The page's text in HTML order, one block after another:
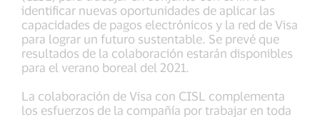
identificar nuevas oportunidades de aplicar las
capacidades de pagos electrónicos y la red de Visa
para lograr un futuro sustentable. Se prevé que
resultados de la colaboración estarán disponibles
para el verano boreal del 2021.
La colaboración de Visa con CISL complementa
los esfuerzos de la compañía por trabajar en toda